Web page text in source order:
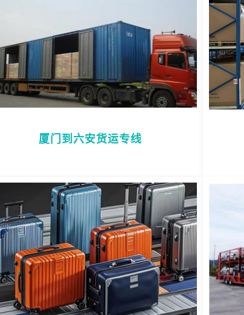
厦门到六安货运专线